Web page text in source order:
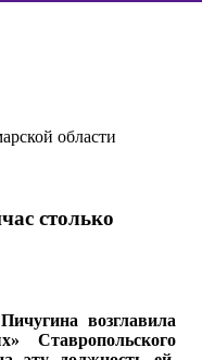
области
столько
возглавила
Ставропольского